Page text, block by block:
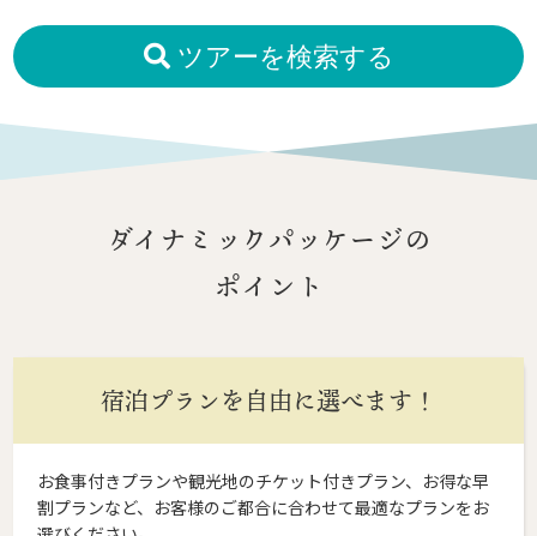
ツアーを検索する
ダイナミックパッケージの
ポイント
宿泊プランを自由に選べます！
お食事付きプランや観光地のチケット付きプラン、お得な早
割プランなど、お客様のご都合に合わせて最適なプランをお